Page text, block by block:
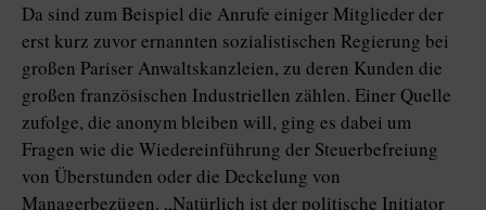
Da sind zum Beispiel die Anrufe einiger Mitglieder der
erst kurz zuvor ernannten sozialistischen Regierung bei
großen Pariser Anwaltskanzleien, zu deren Kunden die
großen französischen Industriellen zählen. Einer Quelle
zufolge, die anonym bleiben will, ging es dabei um
Fragen wie die Wiedereinführung der Steuerbefreiung
von Überstunden oder die Deckelung von
Managerbezügen. „Natürlich ist der politische Initiator